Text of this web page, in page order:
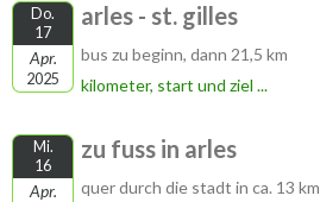
Do.
17
Apr.
2025
arles - st. gilles
bus zu beginn, dann 21,5 km
kilometer, start und ziel ...
Mi.
16
Apr.
zu fuss in arles
quer durch die stadt in ca. 13 km